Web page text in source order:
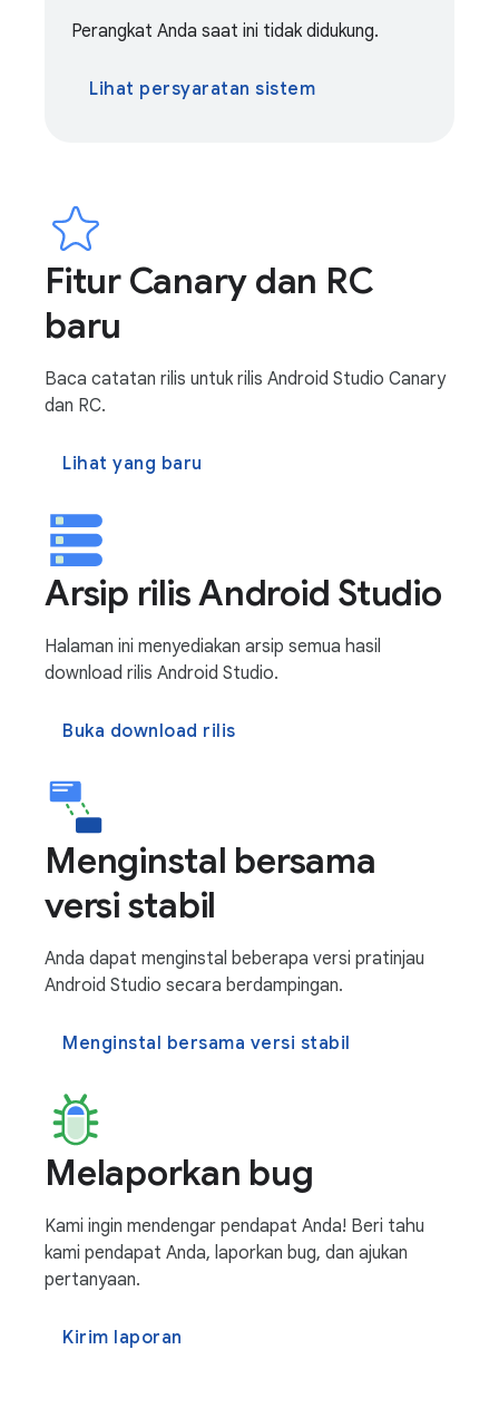
Perangkat Anda saat ini tidak didukung.
Lihat persyaratan sistem
Fitur Canary dan RC
baru
Baca catatan rilis untuk rilis Android Studio Canary
dan RC.
Lihat yang baru
Arsip rilis Android Studio
Halaman ini menyediakan arsip semua hasil
download rilis Android Studio.
Buka download rilis
Menginstal bersama
versi stabil
Anda dapat menginstal beberapa versi pratinjau
Android Studio secara berdampingan.
Menginstal bersama versi stabil
Melaporkan bug
Kami ingin mendengar pendapat Anda! Beri tahu
kami pendapat Anda, laporkan bug, dan ajukan
pertanyaan.
Kirim laporan